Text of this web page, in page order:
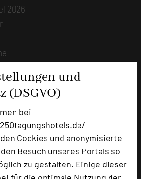
und
(DSGVO)
bei
Cookies und anonymisierte
Besuch unseres Portals so
zu gestalten. Einige dieser
für die optimale Nutzung der
2026